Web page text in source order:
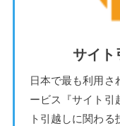
サイト
日本で最も利用さ
ービス『サイト引
ト引越しに関わ